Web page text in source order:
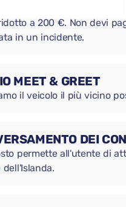
a 200 €. Non devi
in un incidente.
MEET & GREET
il veicolo il più vicino
DEI
permette all'utente di
dell'Islanda.